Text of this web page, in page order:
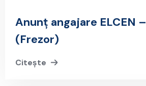
Anunț angajare ELCEN
(Frezor)
Citește